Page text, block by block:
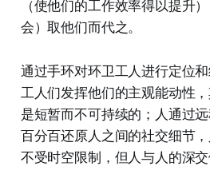
（使他们的工作效率得以提升
会）取他们而代之。
通过手环对环卫工人进行定位
工人们发挥他们的主观能动性
是短暂而不可持续的；人通过
百分百还原人之间的社交细节
不受时空限制，但人与人的深交